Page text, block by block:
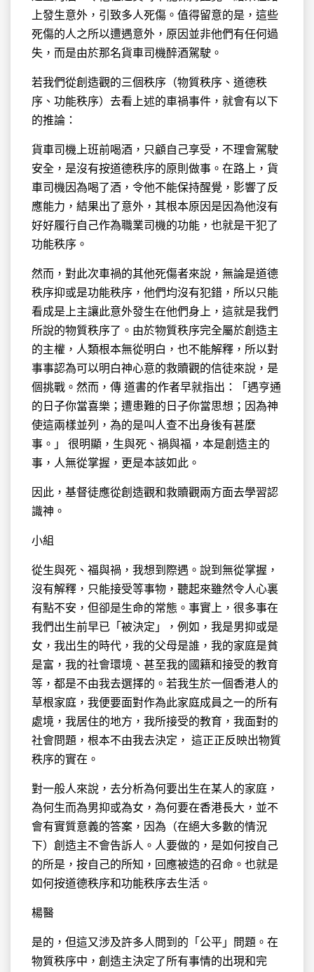
上發生意外，引致多人死傷。值得留意的是，這些
死傷的人之所以遭遇意外，原因並非他們有任何過
失，而是由於那名貨車司機醉酒駕駛。
若我們從創造觀的三個秩序（物質秩序、道德秩
序、功能秩序）去看上述的車禍事件，就會有以下
的推論：
貨車司機上班前喝酒，只顧自己享受，不理會駕駛
安全，是沒有按道德秩序的原則做事。在路上，貨
車司機因為喝了酒，令他不能保持醒覺，影響了反
應能力，結果出了意外，其根本原因是因為他沒有
好好履行自己作為職業司機的功能，也就是干犯了
功能秩序。
然而，對此次車禍的其他死傷者來說，無論是道德
秩序抑或是功能秩序，他們均沒有犯錯，所以只能
看成是上主讓此意外發生在他們身上，這就是我們
所說的物質秩序了。由於物質秩序完全屬於創造主
的主權，人類根本無從明白，也不能解釋，所以對
事事認為可以明白神心意的救贖觀的信徒來說，是
個挑戰。然而，傳 道書的作者早就指出：「遇亨通
的日子你當喜樂；遭患難的日子你當思想；因為神
使這兩樣並列，為的是叫人查不出身後有甚麼
事。」 很明顯，生與死、禍與福，本是創造主的
事，人無從掌握，更是本該如此。
因此，基督徒應從創造觀和救贖觀兩方面去學習認
識神。
小組
從生與死、福與禍，我想到際遇。說到無從掌握，
沒有解釋，只能接受等事物，聽起來雖然令人心裏
有點不安，但卻是生命的常態。事實上，很多事在
我們出生前早已「被決定」，例如，我是男抑或是
女，我出生的時代，我的父母是誰，我的家庭是貧
是富，我的社會環境、甚至我的國籍和接受的教育
等，都是不由我去選擇的。若我生於一個香港人的
草根家庭，我便要面對作為此家庭成員之一的所有
處境，我居住的地方，我所接受的教育，我面對的
社會問題，根本不由我去決定， 這正正反映出物質
秩序的實在。
對一般人來說，去分析為何要出生在某人的家庭，
為何生而為男抑或為女，為何要在香港長大，並不
會有實質意義的答案，因為（在絕大多數的情況
下）創造主不會告訴人。人要做的，是如何按自己
的所是，按自己的所知，回應被造的召命。也就是
如何按道德秩序和功能秩序去生活。
楊醫
是的，但這又涉及許多人問到的「公平」問題。在
物質秩序中，創造主決定了所有事情的出現和完